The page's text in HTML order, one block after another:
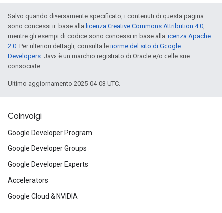
Salvo quando diversamente specificato, i contenuti di questa pagina
sono concessi in base alla licenza Creative Commons Attribution 4.0,
mentre gli esempi di codice sono concessi in base alla licenza Apache
2.0. Per ulteriori dettagli, consulta le norme del sito di Google
Developers. Java è un marchio registrato di Oracle e/o delle sue
consociate.
Ultimo aggiornamento 2025-04-03 UTC.
Coinvolgi
Google Developer Program
Google Developer Groups
Google Developer Experts
Accelerators
Google Cloud & NVIDIA